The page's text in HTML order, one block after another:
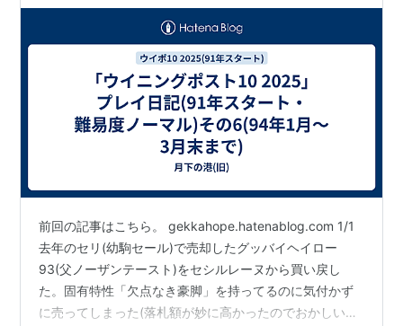
前回の記事はこちら。 gekkahope.hatenablog.com 1/1
去年のセリ(幼駒セール)で売却したグッバイヘイロー
93(父ノーザンテースト)をセシルレーヌから買い戻し
た。固有特性「欠点なき豪脚」を持ってるのに気付かず
に売ってしまった(落札額が妙に高かったのでおかしいな